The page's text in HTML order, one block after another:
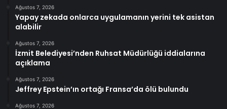
Ağustos 7, 2026
Yapay zekada onlarca uygulamanın yerini tek asistan
alabilir
Ağustos 7, 2026
İzmit Belediyesi’nden Ruhsat Müdürlüğü iddialarına
açıklama
Ağustos 7, 2026
Jeffrey Epstein’ın ortağı Fransa’da ölü bulundu
Ağustos 7, 2026